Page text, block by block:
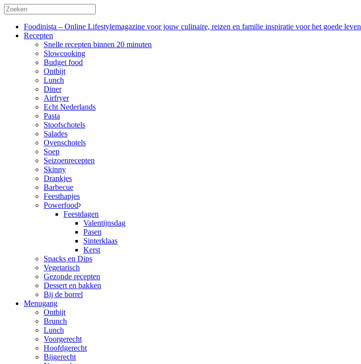
Foodinista – Online Lifestylemagazine voor jouw culinaire, reizen en familie inspiratie voor het goede leven
Recepten
Snelle recepten binnen 20 minuten
Slowcooking
Budget food
Ontbijt
Lunch
Diner
Airfryer
Echt Nederlands
Pasta
Stoofschotels
Salades
Ovenschotels
Soep
Seizoenrecepten
Skinny
Drankjes
Barbecue
Feesthapjes
Powerfood
Feestdagen
Valentijnsdag
Pasen
Sinterklaas
Kerst
Snacks en Dips
Vegetarisch
Gezonde recepten
Dessert en bakken
Bij de borrel
Menugang
Ontbijt
Brunch
Lunch
Voorgerecht
Hoofdgerecht
Bijgerecht